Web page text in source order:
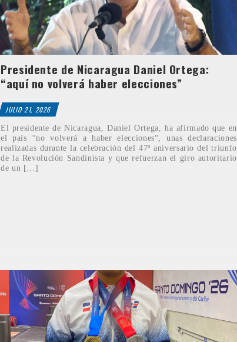
Presidente de Nicaragua Daniel Ortega:
“aquí no volverá haber elecciones”
JULIO 21, 2026
El presidente de Nicaragua, Daniel Ortega, ha afirmado que en
el país “no volverá a haber elecciones“, unas declaraciones
realizadas durante la celebración del 47º aniversario del triunfo
de la Revolución Sandinista y que refuerzan el giro autoritario
de un […]